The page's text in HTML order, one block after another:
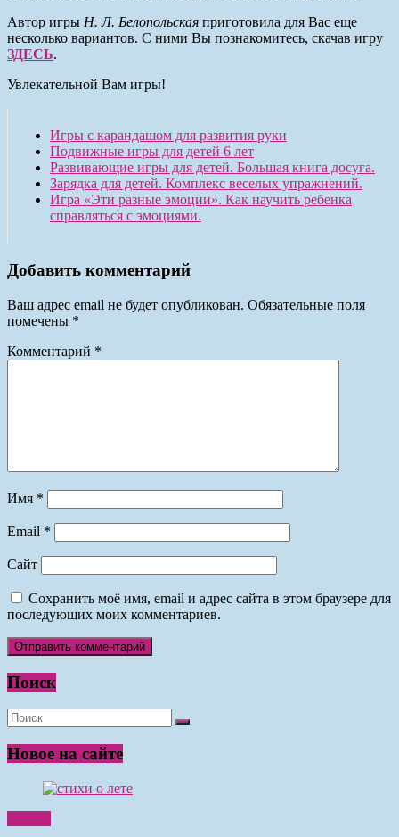
Автор игры Н. Л. Белопольская приготовила для Вас еще
несколько вариантов. С ними Вы познакомитесь, скачав игру
ЗДЕСЬ.
Увлекательной Вам игры!
Игры с карандашом для развития руки
Подвижные игры для детей 6 лет
Развивающие игры для детей. Большая книга досуга.
Зарядка для детей. Комплекс веселых упражнений.
Игра «Эти разные эмоции». Как научить ребенка
справляться с эмоциями.
Добавить комментарий
Ваш адрес email не будет опубликован. Обязательные поля
помечены *
Комментарий *
Имя *
Email *
Сайт
Сохранить моё имя, email и адрес сайта в этом браузере для
последующих моих комментариев.
Поиск
Новое на сайте